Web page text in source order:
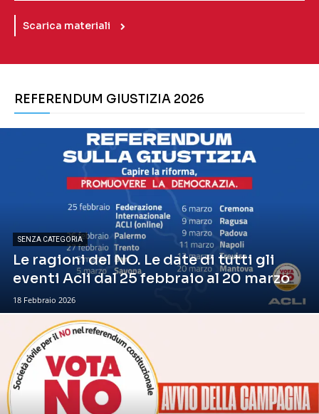
Scarica materiali
REFERENDUM GIUSTIZIA 2026
SENZA CATEGORIA
Le ragioni del NO. Le date di tutti gli
eventi Acli dal 25 febbraio al 20 marzo
18 Febbraio 2026